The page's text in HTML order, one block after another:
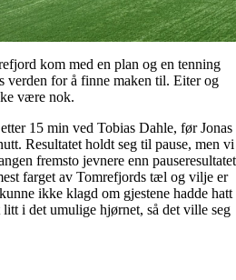
kom med en plan og en tenning
verden for å finne maken til. Eiter og
være nok.
15 min ved Tobias Dahle, før Jonas
Resultatet holdt seg til pause, men vi
fremsto jevnere enn pauseresultatet
farget av Tomrefjords tæl og vilje er
ikke klagd om gjestene hadde hatt
i det umulige hjørnet, så det ville seg